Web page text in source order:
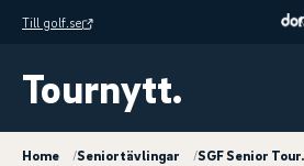
Till golf.se
Tournytt.
Home /Seniortävlingar /SGF Senior Tour.